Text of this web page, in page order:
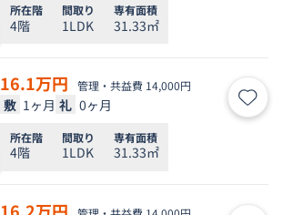
所在階
4階
間取り
1LDK
専有面積
31.33㎡
16.1万円 管理・共益費 14,000円
敷 1ヶ月 礼 0ヶ月 お気
所在階
4階
間取り
1LDK
専有面積
31.33㎡
16.2万円